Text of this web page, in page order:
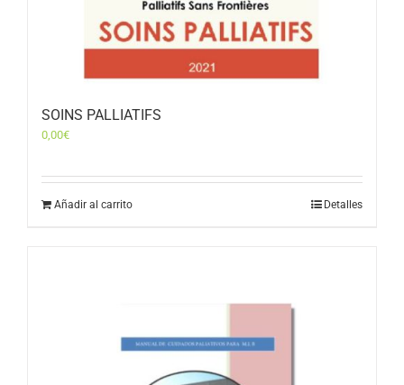
SOINS PALLIATIFS
0,00€
Añadir al carrito Detalles